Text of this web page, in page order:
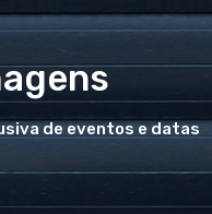
de eventos e datas